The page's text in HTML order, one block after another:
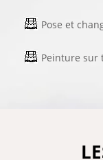
Pose et
Peinture sur